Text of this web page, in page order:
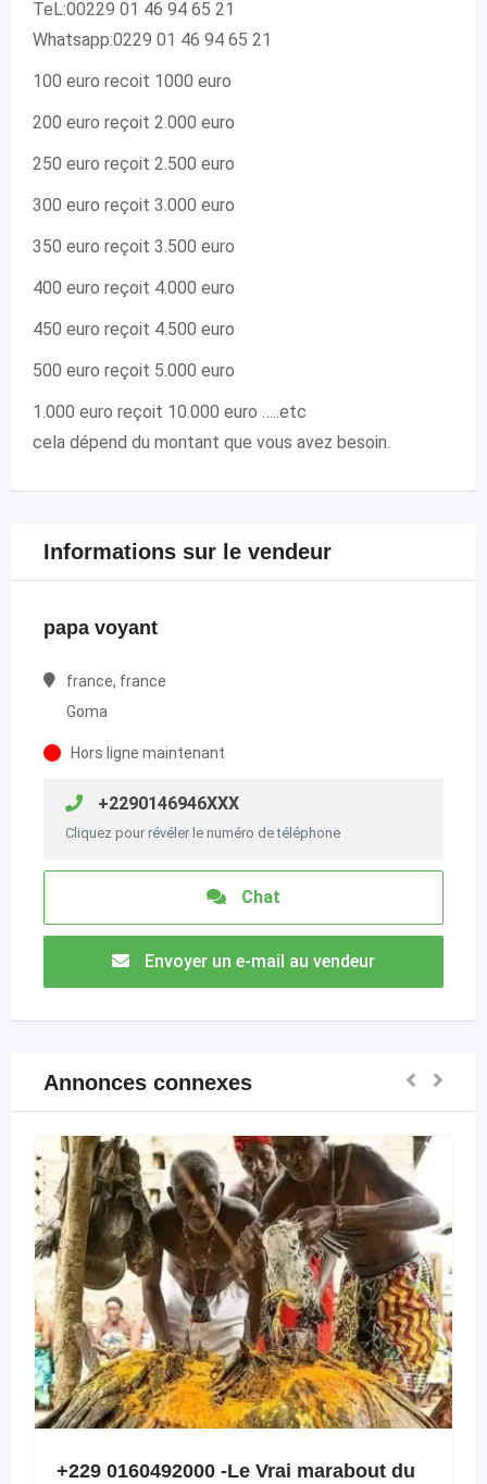
TeL:00229 01 46 94 65 21
Whatsapp:0229 01 46 94 65 21
100 euro recoit 1000 euro
200 euro reçoit 2.000 euro
250 euro reçoit 2.500 euro
300 euro reçoit 3.000 euro
350 euro reçoit 3.500 euro
400 euro reçoit 4.000 euro
450 euro reçoit 4.500 euro
500 euro reçoit 5.000 euro
1.000 euro reçoit 10.000 euro …..etc
cela dépend du montant que vous avez besoin.
Informations sur le vendeur
papa voyant
france, france
Goma
Hors ligne maintenant
+2290146946XXX
Cliquez pour révéler le numéro de téléphone
Chat
Envoyer un e-mail au vendeur
Annonces connexes
+229 0160492000 -Le Vrai marabout du